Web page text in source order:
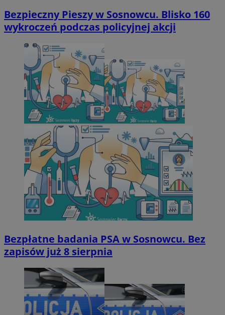
Bezpieczny Pieszy w Sosnowcu. Blisko 160
wykroczeń podczas policyjnej akcji
Bezpłatne badania PSA w Sosnowcu. Bez
zapisów już 8 sierpnia